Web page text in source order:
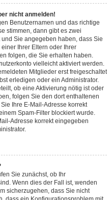
nicht anmelden!
Benutzernamen und das richtige
stimmen, dann gibt es zwei
und Sie angegeben haben, dass Sie
Ihrer Eltern oder Ihrer
folgen, die Sie erhalten haben.
vielleicht aktiviert werden.
Mitglieder erst freigeschaltet
erledigen oder ein Administrator.
ob eine Aktivierung nötig ist oder
folgen Sie den dort enthaltenen
Ihre E-Mail-Adresse korrekt
Spam-Filter blockiert wurde.
Adresse korrekt eingegeben
Sie zunächst, ob Ihr
Wenn dies der Fall ist, wenden
sicherzugehen, dass Sie nicht